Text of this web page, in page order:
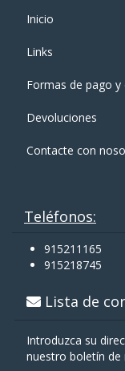
Inicio
Links
Formas de pago y
Devoluciones
Contacte con
Teléfonos:
915211165
915218745
Lista de
Introduzca su
nuestro boletín de